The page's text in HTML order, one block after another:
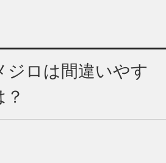
ジロは間違いやす